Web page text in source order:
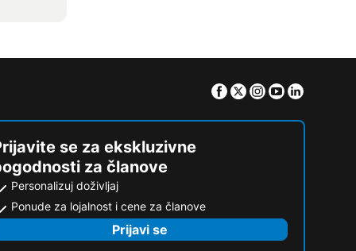
Facebook
TwitterInstagram
Youtube
se za ekskluzivne
za članove
Personalizuj doživljaj
Ponude za lojalnost i cene za članove
Prijavi se